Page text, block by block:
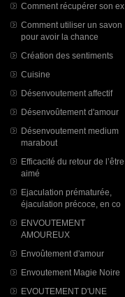
Comment récupérer son ex
Comment utiliser un savon
pour avoir la chance
Création des sentiments
Cuisine
Désenvoutement affectif
Désenvoûtement d'amour
Désenvoutement medium
marabout
Efficacité du retour de l’être
aimé
Ejaculation prématurée,
éjaculation précoce, en co
ENVOUTEMENT
AMOUREUX
Envoûtement d'amour
Envoutement Magie Noire
EVOUTEMENT D'UNE